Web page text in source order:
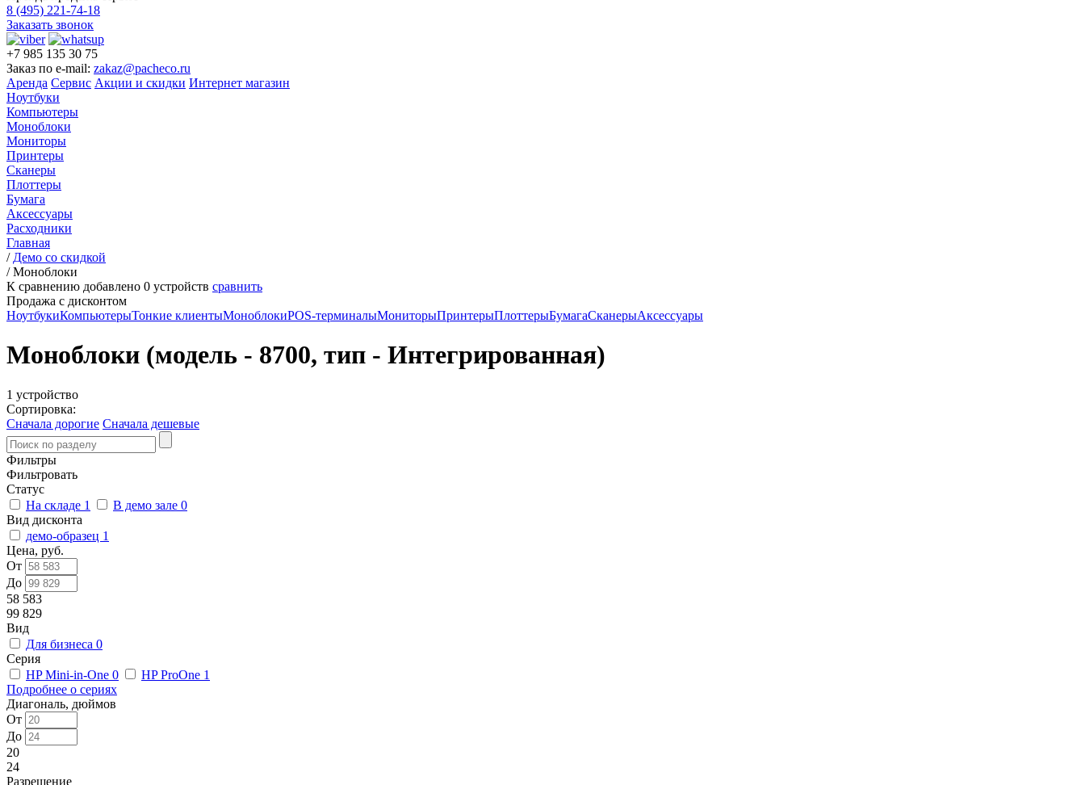
8 (495) 221-74-18
Заказать звонок
+7 985 135 30 75
Заказ по e-mail: zakaz@pacheco.ru
Аренда Сервис Акции и скидки Интернет магазин
Ноутбуки
Компьютеры
Моноблоки
Мониторы
Принтеры
Сканеры
Плоттеры
Бумага
Аксессуары
Расходники
Главная
/ Демо со скидкой
/Моноблоки
К сравнению добавлено 0 устройств сравнить
Продажа с дисконтом
НоутбукиКомпьютерыТонкие клиентыМоноблокиPOS-терминалыМониторыПринтерыПлоттерыБумагаСканерыАксессуары
Моноблоки (модель - 8700, тип - Интегрированная)
1 устройство
Сортировка:
Сначала дорогие Сначала дешевые
Фильтры
Фильтровать
Статус
На складе 1 В демо зале 0
Вид дисконта
демо-образец 1
Цена, руб.
От
До
58 583
99 829
Вид
Для бизнеса 0
Серия
HP Mini-in-One 0 HP ProOne 1
Подробнее о сериях
Диагональ, дюймов
От
До
20
24
Разрешение